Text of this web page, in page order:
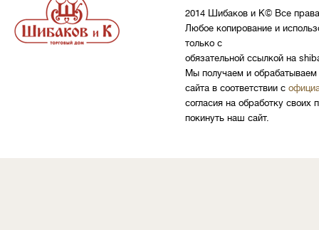
2014 Шибаков и К© Все
Любое копирование и
только с
обязательной ссылкой на
Мы получаем и обрабатываем
сайта в соответствии с
согласия на обработку
покинуть наш сайт.